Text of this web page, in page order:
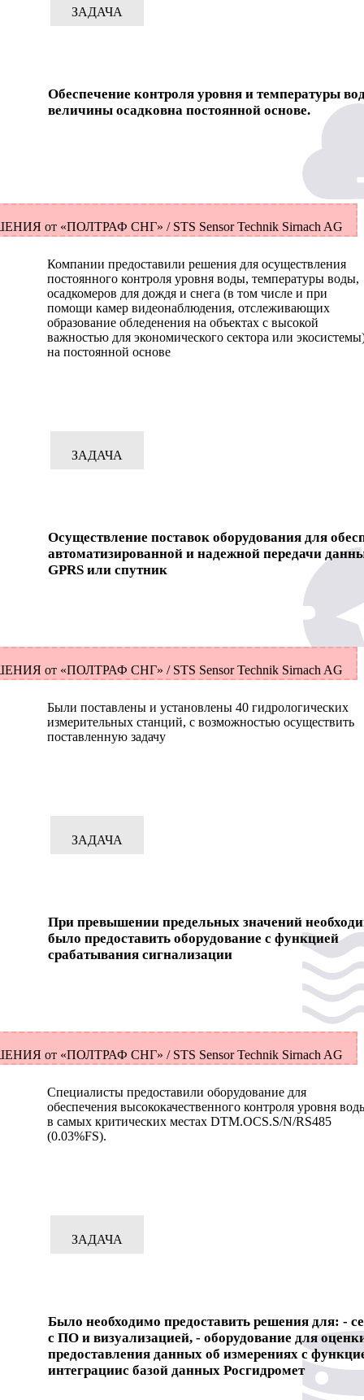
ЗАДАЧА
Обеспечение контроля уровня и температуры
величины осадковна постоянной основе.
от «ПОЛТРАФ СНГ» / STS Sensor Technik Sirnach AG
Компании предоставили решения для осуществления
постоянного контроля уровня воды, температуры воды,
осадкомеров для дождя и снега (в том числе и при
помощи камер видеонаблюдения, отслеживающих
образование обледенения на объектах с высокой
важностью для экономического сектора или
на постоянной основе
ЗАДАЧА
Осуществление поставок оборудования для
автоматизированной и надежной передачи
GPRS или спутник
от «ПОЛТРАФ СНГ» / STS Sensor Technik Sirnach AG
Были поставлены и установлены 40 гидрологических
измерительных станций, с возможностью осуществить
поставленную задачу
ЗАДАЧА
При превышении предельных значений
было предоставить оборудование с функцией
срабатывания сигнализации
от «ПОЛТРАФ СНГ» / STS Sensor Technik Sirnach AG
Специалисты предоставили оборудование для
обеспечения высококачественного контроля уровня
в самых критических местах DTM.OCS.S/N/RS485
(0.03%FS).
ЗАДАЧА
Было необходимо предоставить решения для: -
с ПО и визуализацией, - оборудование для
предоставления данных об измерениях с
интеграциис базой данных Росгидромет